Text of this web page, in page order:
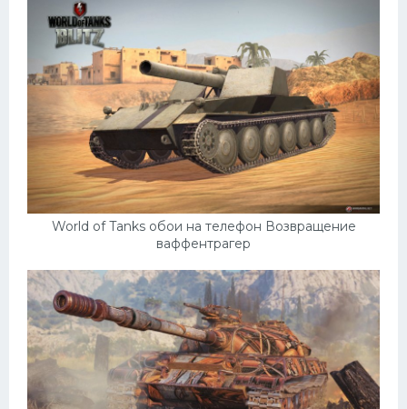
World of Tanks обои на телефон Возвращение
ваффентрагер